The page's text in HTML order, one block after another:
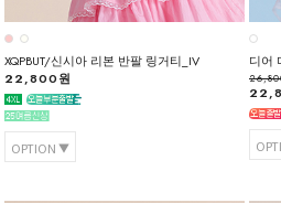
XQPBUT/신시아 리본 반팔 링거티_IV
22,800원
OPTION
디어